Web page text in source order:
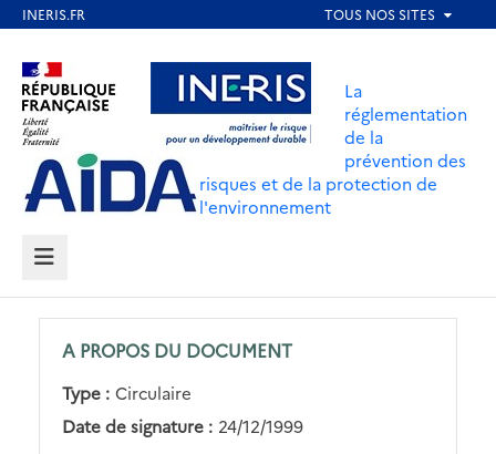
contenu
principal
Aller au contenu Aller au menu
Aller au pied de page
La
réglementation
de la
prévention des
risques et de la protection de
l'environnement
MENU
A PROPOS DU DOCUMENT
Type : Circulaire
Date de signature : 24/12/1999